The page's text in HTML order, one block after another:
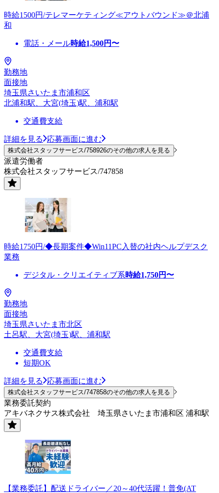
時給1500円/テレマーケティング≪アウトバウンド≫＠北浦
和
電話・メール時給1,500円〜
勤務地
面接地
埼玉県さいたま市浦和区
北浦和駅、大宮(埼玉)駅、浦和駅
交通費支給
詳細を見る 応募画面に進む
株式会社スタッフサービス/758926のその他の求人を見る
派遣労働者
株式会社スタッフサービス/747858
時給1750円/◆長期案件◆Win11PC入替の社内ヘルプデスク
業務
デジタル・クリエイティブ系時給1,750円〜
勤務地
面接地
埼玉県さいたま市北区
土呂駅、大宮(埼玉)駅、浦和駅
交通費支給
短期OK
詳細を見る 応募画面に進む
株式会社スタッフサービス/747858のその他の求人を見る
業務委託契約
アキバネクサス株式会社 埼玉県さいたま市浦和区 浦和駅
【業務委託】配送ドライバー／20～40代活躍！普免(AT